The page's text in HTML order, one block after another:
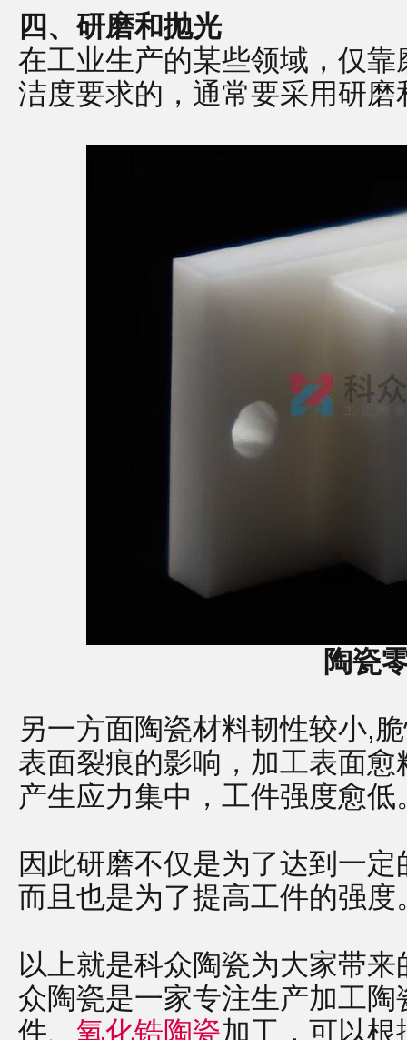
四、研磨和抛光
在工业生产的某些领域，仅
洁度要求的，通常要采用研磨
陶瓷
另一方面陶瓷材料韧性较小,
表面裂痕的影响，加工表面
产生应力集中，工件强度愈低
因此研磨不仅是为了达到一
而且也是为了提高工件的强度
以上就是科众陶瓷为大家带
众陶瓷是一家专注生产加工陶
件、 氧化锆陶瓷加工，可以